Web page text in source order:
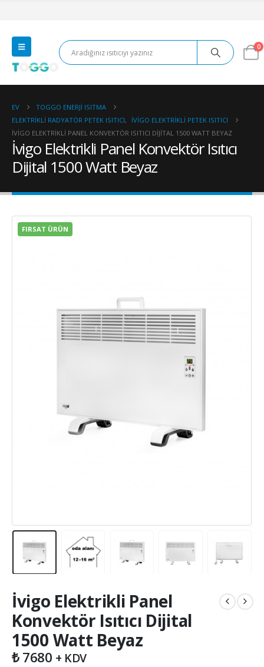
0
EV
TOGGO ENERJI ISITMA
ELEKTRIKLI RADYATÖR PETEK ISITICI,
İVIGO ELEKTRIKLI PETEK ISITICI
İVIGO ELEKTRIKLI PANEL KONVEKTÖR ISITICI DIJITAL 1500 WATT BEYAZ
İvigo Elektrikli Panel Konvektör Isıtıcı
Dijital 1500 Watt Beyaz
FIRSAT ÜRÜN
İvigo Elektrikli Panel
Konvektör Isıtıcı Dijital
1500 Watt Beyaz
₺7680 + KDV